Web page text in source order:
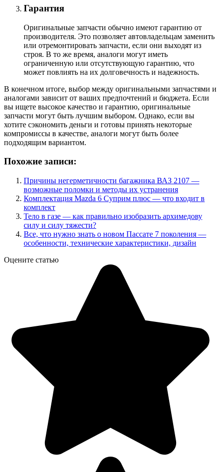
Гарантия
Оригинальные запчасти обычно имеют гарантию от
производителя. Это позволяет автовладельцам заменить
или отремонтировать запчасти, если они выходят из
строя. В то же время, аналоги могут иметь
ограниченную или отсутствующую гарантию, что
может повлиять на их долговечность и надежность.
В конечном итоге, выбор между оригинальными запчастями и
аналогами зависит от ваших предпочтений и бюджета. Если
вы ищете высокое качество и гарантию, оригинальные
запчасти могут быть лучшим выбором. Однако, если вы
хотите сэкономить деньги и готовы принять некоторые
компромиссы в качестве, аналоги могут быть более
подходящим вариантом.
Похожие записи:
Причины негерметичности багажника ВАЗ 2107 —
возможные поломки и методы их устранения
Комплектация Mazda 6 Суприм плюс — что входит в
комплект
Тело в газе — как правильно изобразить архимедову
силу и силу тяжести?
Все, что нужно знать о новом Пассате 7 поколения —
особенности, технические характеристики, дизайн
Оцените статью